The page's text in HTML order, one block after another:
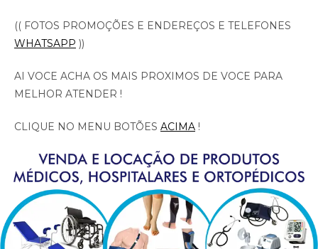
(( FOTOS PROMOÇÕES E ENDEREÇOS E TELEFONES
WHATSAPP ))
AI VOCE ACHA OS MAIS PROXIMOS DE VOCE PARA
MELHOR ATENDER !
CLIQUE NO MENU BOTÕES ACIMA !